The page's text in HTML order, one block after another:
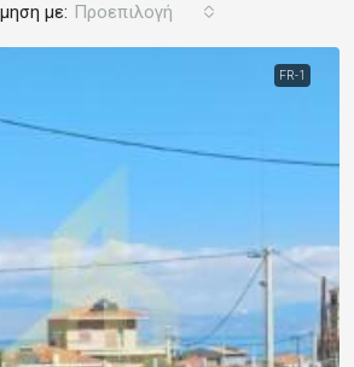
με: Προεπιλογή
FR-1